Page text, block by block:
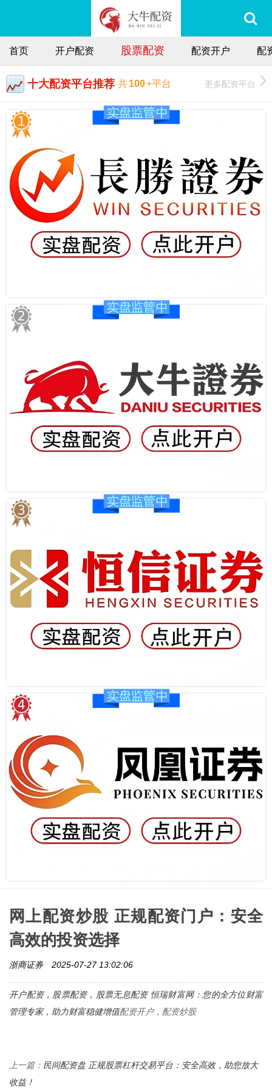
首页 开户配资 股票配资 配资开户 配
十大配资平台推荐 共100+平台 更多配资平台
网上配资炒股 正规配资门户：安全
高效的投资选择
浙商证券 2025-07-27 13:02:06
开户配资，股票配资， 股票无息配资 恒瑞财富网：您的全方位财富
管理专家，助力财富稳健增值配资开户，配资炒股
上一篇： 民间配资盘 正规股票杠杆交易平台：安全高效，助您放大
收益！